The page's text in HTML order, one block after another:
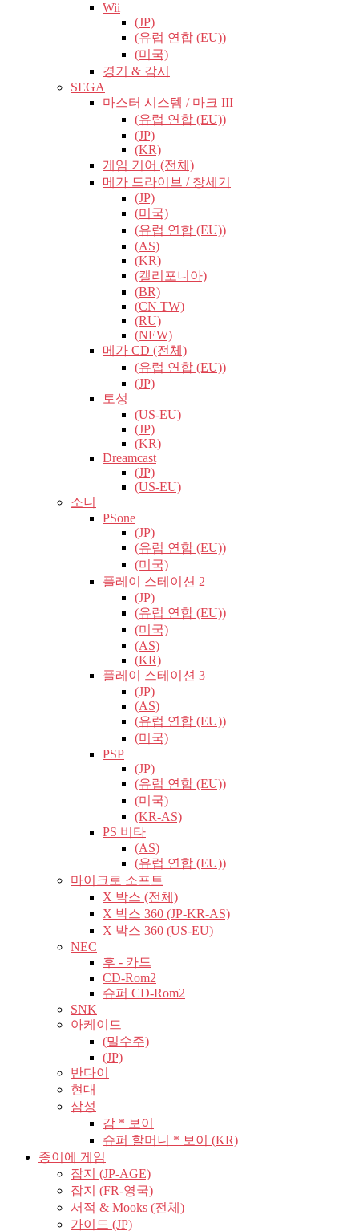
Wii
(JP)
(유럽​​ 연합 (EU))
(미국)
경기 & 감시
SEGA
마스터 시스템 / 마크 III
(유럽​​ 연합 (EU))
(JP)
(KR)
게임 기어 (전체)
메가 드라이브 / 창세기
(JP)
(미국)
(유럽​​ 연합 (EU))
(AS)
(KR)
(캘리포니아)
(BR)
(CN TW)
(RU)
(NEW)
메가 CD (전체)
(유럽​​ 연합 (EU))
(JP)
토성
(US-EU)
(JP)
(KR)
Dreamcast
(JP)
(US-EU)
소니
PSone
(JP)
(유럽​​ 연합 (EU))
(미국)
플레이 스테이션 2
(JP)
(유럽​​ 연합 (EU))
(미국)
(AS)
(KR)
플레이 스테이션 3
(JP)
(AS)
(유럽​​ 연합 (EU))
(미국)
PSP
(JP)
(유럽​​ 연합 (EU))
(미국)
(KR-AS)
PS 비타
(AS)
(유럽​​ 연합 (EU))
마이크로 소프트
X 박스 (전체)
X 박스 360 (JP-KR-AS)
X 박스 360 (US-EU)
NEC
후 - 카드
CD-Rom2
슈퍼 CD-Rom2
SNK
아케이드
(밀수주)
(JP)
반다이
현대
삼성
감 * 보이
슈퍼 할머니 * 보이 (KR)
종이에 게임
잡지 (JP-AGE)
잡지 (FR-영국)
서적 & Mooks (전체)
가이드 (JP)